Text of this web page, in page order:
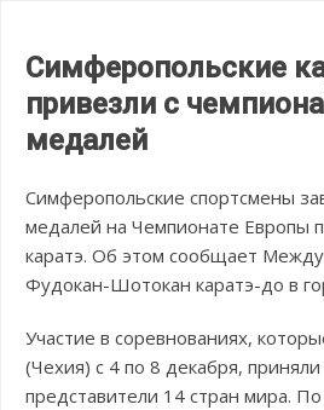
Симферопольские
привезли с
медалей
Симферопольские спортсмены
медалей на Чемпионате Европы
каратэ. Об этом сообщает
Фудокан-Шотокан каратэ-до в
Участие в соревнованиях,
(Чехия) с 4 по 8 декабря,
представители 14 стран мира.